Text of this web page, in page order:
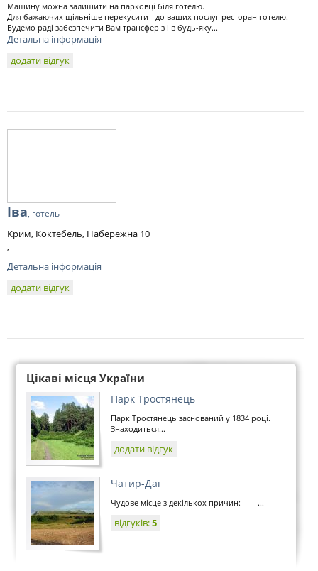
Машину можна залишити на парковці біля готелю.
Для бажаючих щільніше перекусити - до ваших послуг ресторан готелю.
Будемо раді забезпечити Вам трансфер з і в будь-яку...
Детальна інформація
додати відгук
Іва, готель
Крим, Коктебель, Набережна 10
,
Детальна інформація
додати відгук
Цікаві місця України
Парк Тростянець
Парк Тростянець заснований у 1834 році.
Знаходиться...
додати відгук
Чатир-Даг
Чудове місце з декількох причин: ...
відгуків:5